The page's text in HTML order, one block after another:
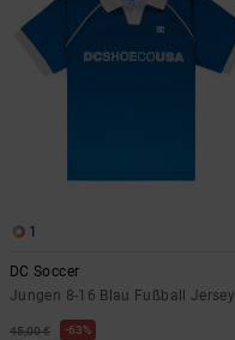
1
DC Soccer
Jungen 8-16 Blau Fußball Jersey
45,00 € 63%